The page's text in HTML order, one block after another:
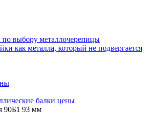
по выбору металлочерепицы
как металла, который не подвергается
балки цены
90Б1 93 мм